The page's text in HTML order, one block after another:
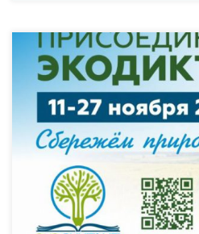
Всероссийский экологический
11 по 27 ноября 2022 года с
экологической культуры,
знаний, повышения уровня